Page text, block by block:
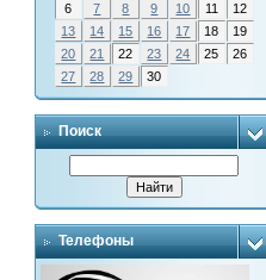
6
7 8 9 10 11
12
13
14 15 16 17 18
19
20
21 22 23 24 25
26
27
28 29 30
Поиск
Телефоны